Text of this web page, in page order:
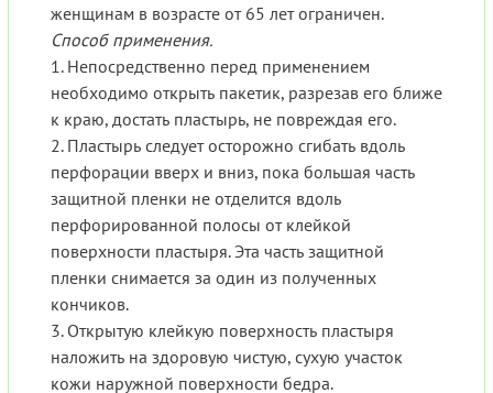
женщинам в возрасте от 65 лет ограничен.
Способ применения.
1. Непосредственно перед применением
необходимо открыть пакетик, разрезав его ближе
к краю, достать пластырь, не повреждая его.
2. Пластырь следует осторожно сгибать вдоль
перфорации вверх и вниз, пока большая часть
защитной пленки не отделится вдоль
перфорированной полосы от клейкой
поверхности пластыря. Эта часть защитной
пленки снимается за один из полученных
кончиков.
3. Открытую клейкую поверхность пластыря
наложить на здоровую чистую, сухую участок
кожи наружной поверхности бедра.